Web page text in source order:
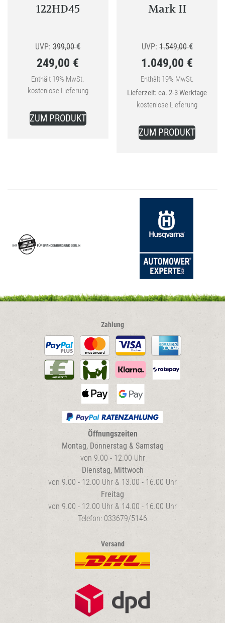
122HD45
UVP: 399,00€Ursprünglicher
war:
399,00 €
249,00 €
Aktueller
Preis
ist:
249,00 €.
Enthält 19% MwSt.
kostenlose Lieferung
ZUM PRODUKT
Mark II
UVP: 1.549,00€
Preis
1.549,00
1.049,00 €
Aktueller
Preis
1.049,00 €.
Enthält 19% MwSt.
Lieferzeit: ca. 2-3 Werktage
kostenlose Lieferung
ZUM PRODUKT
Zahlung
Öffnungszeiten
Montag, Donnerstag & Samstag
von 9.00 - 12.00 Uhr
Dienstag, Mittwoch
von 9.00 - 12.00 Uhr & 13.00 - 16.00 Uhr
Freitag
von 9.00 - 12.00 Uhr & 14.00 - 16.00 Uhr
Telefon: 033679/5146
Versand